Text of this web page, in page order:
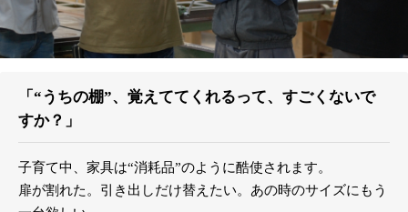
「“うちの棚”、覚えててくれるって、すごくないで
すか？」
子育て中、家具は“消耗品”のように酷使されます。
扉が割れた。引き出しだけ替えたい。あの時のサイズにもう